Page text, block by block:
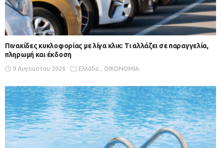
Πινακίδες κυκλοφορίας με λίγα κλικ: Τι αλλάζει σε παραγγελία,
πληρωμή και έκδοση
9 Αυγούστου 2026 Ελλάδα ΟΙΚΟΝΟΜΙΑ